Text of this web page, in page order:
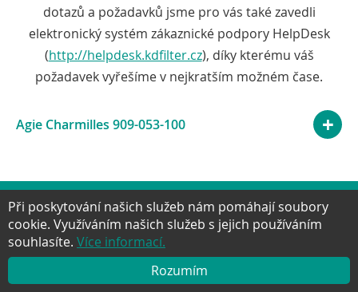
dotazů a požadavků jsme pro vás také zavedli
elektronický systém zákaznické podpory HelpDesk
(http://helpdesk.kdfilter.cz), díky kterému váš
požadavek vyřešíme v nejkratším možném čase.
Agie Charmilles 909-053-100
NAHORU Facebook
TwitterGoogle+YouTube
Při poskytování našich služeb nám pomáhají soubory
cookie. Využíváním našich služeb s jejich používáním
souhlasíte. Více informací.
Rozumím